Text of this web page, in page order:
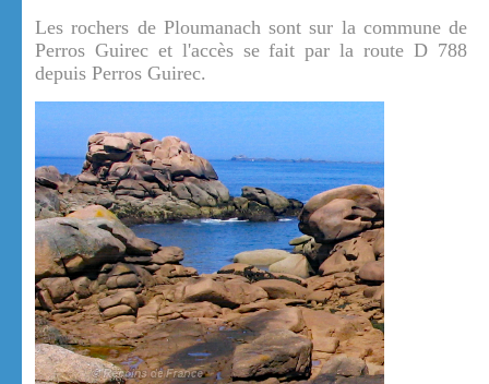
Les rochers de Ploumanach sont sur la commune de
Perros Guirec et l'accès se fait par la route D 788
depuis Perros Guirec.